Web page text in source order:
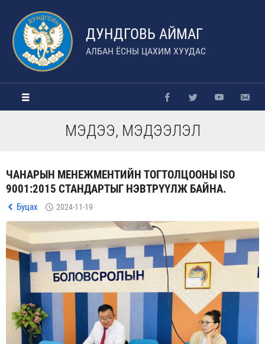
ДУНДГОВЬ АЙМАГ
АЛБАН ЁСНЫ ЦАХИМ ХУУДАС
МЭДЭЭ, МЭДЭЭЛЭЛ
ЧАНАРЫН МЕНЕЖМЕНТИЙН ТОГТОЛЦООНЫ ISO
9001:2015 СТАНДАРТЫГ НЭВТРҮҮЛЖ БАЙНА.
Буцах 2024-11-19